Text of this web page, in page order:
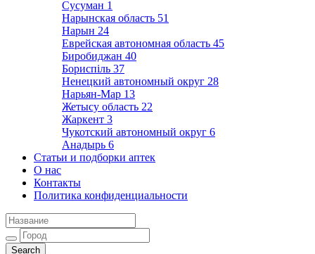
Сусуман 1
Нарынская область 51
Нарын 24
Еврейская автономная область 45
Биробиджан 40
Бориспіль 37
Ненецкий автономный округ 28
Нарьян-Мар 13
Жетысу область 22
Жаркент 3
Чукотский автономный округ 6
Анадырь 6
Статьи и подборки аптек
О нас
Контакты
Политика конфиденциальности